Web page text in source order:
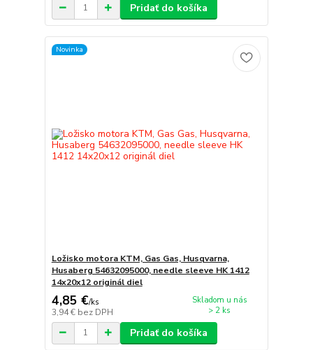
Pridať do košíka
Novinka
Ložisko motora KTM, Gas Gas, Husqvarna,
Husaberg 54632095000, needle sleeve HK 1412
14x20x12 originál diel
4,85 €/ks
3,94 € bez DPH
Skladom u nás
> 2 ks
Pridať do košíka